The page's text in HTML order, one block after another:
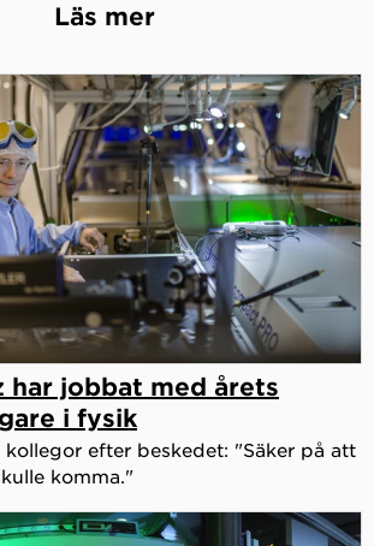
Läs mer
har jobbat med årets
i fysik
kollegor efter beskedet: "Säker på att
komma."